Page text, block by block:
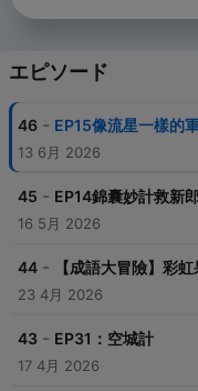
不適合的請之後重載感謝。 ————————————- 這是
重點情節， 並且柔性化修
~~ 如果語句或者單字發
喔， 因為便當爸可能錯漏
自己在做的時候， 也是
誤。 教育就是彼此討論過
——————————————-
意不通順的狀況， 會額外
. 第三季開始， 三國演
不能偏差太多 但由於是
果想保留最美好時刻，
會在第三季聚集。 或許
正編寫. 畢竟原版是給大人看的。 其實要調整的地方可以很多， 但
就像大家可能都看過
エピソード
46 - EP15像流星一樣的
13 6月 2026
45 - EP14錦囊妙計救新
16 5月 2026
44 - 【成語大冒險】彩
23 4月 2026
43 - EP31：空城計
17 4月 2026